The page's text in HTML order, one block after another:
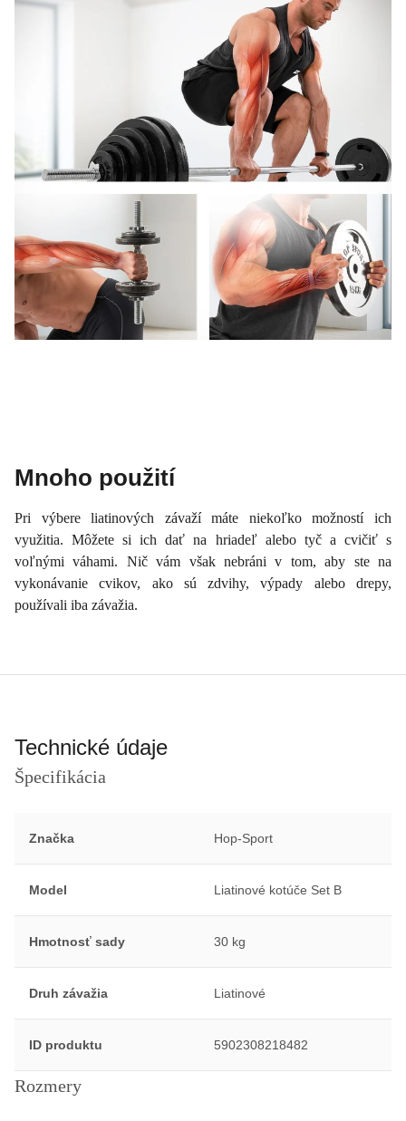
Mnoho použití
Pri výbere liatinových závaží máte niekoľko možností ich
využitia. Môžete si ich dať na hriadeľ alebo tyč a cvičiť s
voľnými váhami. Nič vám však nebráni v tom, aby ste na
vykonávanie cvikov, ako sú zdvihy, výpady alebo drepy,
používali iba závažia.
Technické údaje
Špecifikácia
Značka Hop-Sport
Model Liatinové kotúče Set B
Hmotnosť sady 30 kg
Druh závažia Liatinové
ID produktu 5902308218482
Rozmery